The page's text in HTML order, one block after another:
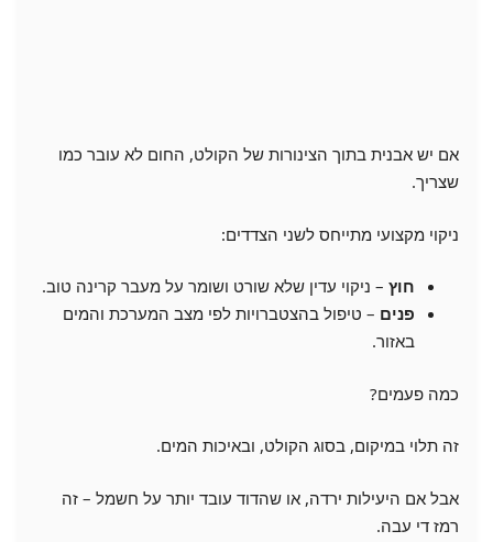
אם יש אבנית בתוך הצינורות של הקולט, החום לא עובר כמו
שצריך.
ניקוי מקצועי מתייחס לשני הצדדים:
חוץ – ניקוי עדין שלא שורט ושומר על מעבר קרינה טוב.
פנים – טיפול בהצטברויות לפי מצב המערכת והמים
באזור.
כמה פעמים?
זה תלוי במיקום, בסוג הקולט, ובאיכות המים.
אבל אם היעילות ירדה, או שהדוד עובד יותר על חשמל – זה
רמז די עבה.